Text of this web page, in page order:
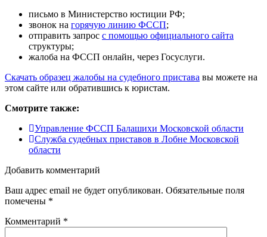
письмо в Министерство юстиции РФ;
звонок на горячую линию ФССП;
отправить запрос с помощью официального сайта
структуры;
жалоба на ФССП онлайн, через Госуслуги.
Скачать образец жалобы на судебного пристава вы можете на
этом сайте или обратившись к юристам.
Смотрите также:
Управление ФССП Балашихи Московской области
Служба судебных приставов в Лобне Московской
области
Добавить комментарий
Ваш адрес email не будет опубликован. Обязательные поля
помечены *
Комментарий *